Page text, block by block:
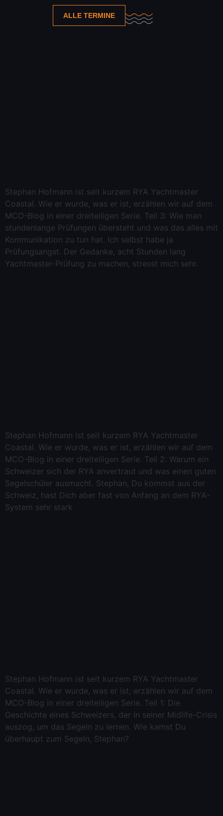
ALLE TERMINE
Stephan Hofmann ist seit kurzem RYA Yachtmaster
Coastal. Wie er wurde, was er ist, erzählen wir auf dem
MCO-Blog in einer dreiteiligen Serie. Teil 3: Wie man
stundenlange Prüfungen übersteht und was das alles mit
Kommunikation zu tun hat. Ich selbst habe ja
Prüfungsangst. Der Gedanke, acht Stunden lang
Yachtmaster-Prüfung zu machen, stresst mich sehr.
Stephan Hofmann ist seit kurzem RYA Yachtmaster
Coastal. Wie er wurde, was er ist, erzählen wir auf dem
MCO-Blog in einer dreiteiligen Serie. Teil 2: Warum ein
Schweizer sich der RYA anvertraut und was einen guten
Segelschüler ausmacht. Stephan, Du kommst aus der
Schweiz, hast Dich aber fast von Anfang an dem RYA-
System sehr stark
Stephan Hofmann ist seit kurzem RYA Yachtmaster
Coastal. Wie er wurde, was er ist, erzählen wir auf dem
MCO-Blog in einer dreiteiligen Serie. Teil 1: Die
Geschichte eines Schweizers, der in seiner Midlife-Crisis
auszog, um das Segeln zu lernen. Wie kamst Du
überhaupt zum Segeln, Stephan?